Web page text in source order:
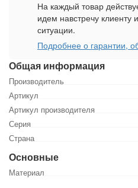
Общая информация
Производитель
Артикул
Артикул производителя
Серия
Страна
Основные
Материал
На каждый товар
идем навстречу
ситуации.
Подробнее о гарантии,